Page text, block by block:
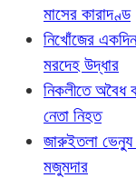
মাসের কারাদণ্ড
নিখোঁজের একদিন
মরদেহ উদ্ধার
নিকলীতে অবৈধ
নেতা নিহত
জারুইতলা ভেন্যু
মজুমদার